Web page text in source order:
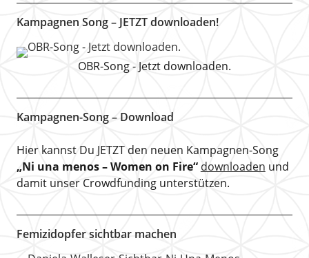
Kampagnen Song – JETZT downloaden!
OBR-Song - Jetzt downloaden.
Kampagnen-Song – Download
Hier kannst Du JETZT den neuen Kampagnen-Song
„Ni una menos – Women on Fire“ downloaden und
damit unser Crowdfunding unterstützen.
Femizidopfer sichtbar machen